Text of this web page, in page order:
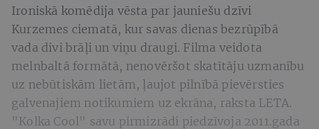
Ironiskā komēdija vēsta par jauniešu dzīvi
Kurzemes ciematā, kur savas dienas bezrūpībā
vada divi brāļi un viņu draugi. Filma veidota
melnbaltā formātā, nenovēršot skatītāju uzmanību
uz nebūtiskām lietām, ļaujot pilnībā pievērsties
galvenajiem notikumiem uz ekrāna, raksta LETA.
"Kolka Cool" savu pirmizrādi piedzīvoja 2011.gada